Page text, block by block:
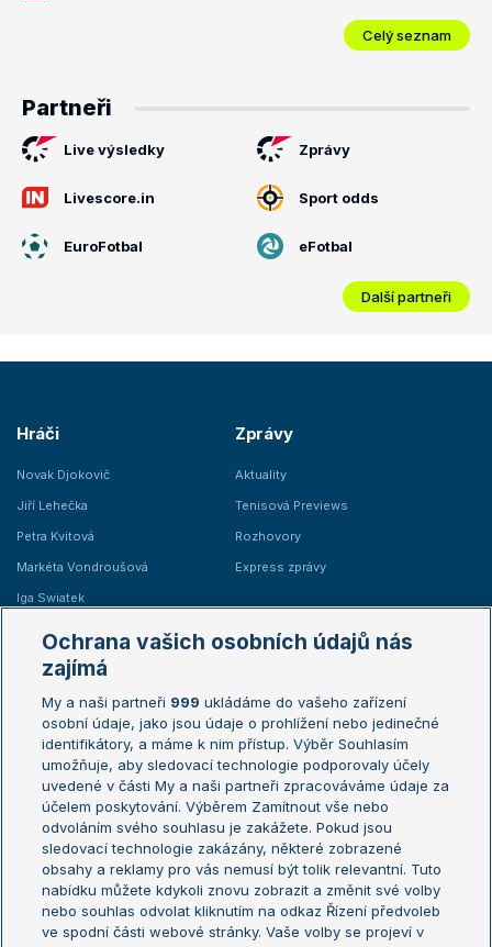
Celý seznam
Partneři
Live výsledky Zprávy
Livescore.in Sport odds
EuroFotbal eFotbal
Další partneři
Hráči
Novak Djokovič
Jiří Lehečka
Petra Kvitová
Markéta Vondroušová
Iga Swiatek
Zprávy
Aktuality
Tenisová Previews
Rozhovory
Express zprávy
Žebříčky
Žebříček ATP (muži)
Žebříček WTA (ženy)
Sázkařský žebříček
Australian Open
French Open
Wimbledon
US Open
Turnaj mistrů
Turnaj mistryň
Aktualní trendy
Fotbalové přestupy
Ochrana vašich osobních údajů nás
zajímá
My a naši partneři 999 ukládáme do vašeho zařízení
osobní údaje, jako jsou údaje o prohlížení nebo jedinečné
identifikátory, a máme k nim přístup. Výběr Souhlasím
umožňuje, aby sledovací technologie podporovaly účely
uvedené v části My a naši partneři zpracováváme údaje za
účelem poskytování. Výběrem Zamítnout vše nebo
odvoláním svého souhlasu je zakážete. Pokud jsou
sledovací technologie zakázány, některé zobrazené
obsahy a reklamy pro vás nemusí být tolik relevantní. Tuto
nabídku můžete kdykoli znovu zobrazit a změnit své volby
nebo souhlas odvolat kliknutím na odkaz Řízení předvoleb
ve spodní části webové stránky. Vaše volby se projeví v